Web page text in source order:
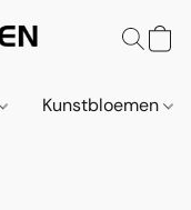
Kunstbloemen